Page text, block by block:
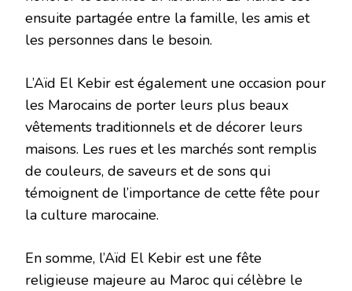
ensuite partagée entre la famille, les amis et
les personnes dans le besoin.
L’Aïd El Kebir est également une occasion pour
les Marocains de porter leurs plus beaux
vêtements traditionnels et de décorer leurs
maisons. Les rues et les marchés sont remplis
de couleurs, de saveurs et de sons qui
témoignent de l’importance de cette fête pour
la culture marocaine.
En somme, l’Aïd El Kebir est une fête
religieuse majeure au Maroc qui célèbre le